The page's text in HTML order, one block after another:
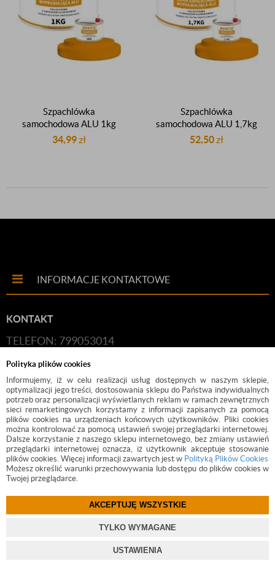
Polityka plików cookies
Informujemy, iż w celu realizacji usług dostępnych w naszym sklepie,
optymalizacji jego treści, dostosowania sklepu do Państwa indywidualnych
potrzeb oraz personalizacji wyświetlanych reklam w ramach zewnętrznych
sieci remarketingowych korzystamy z informacji zapisanych za pomocą
plików cookies na urządzeniach końcowych użytkowników. Pliki cookies
można kontrolować za pomocą ustawień swojej przeglądarki internetowej.
Dalsze korzystanie z naszego sklepu internetowego, bez zmiany ustawień
przeglądarki internetowej oznacza, iż użytkownik akceptuje stosowanie
plików cookies. Więcej informacji zawartych jest w Polityką Plików Cookies
Możesz określić warunki przechowywania lub dostępu do plików cookies w
Twojej przeglądarce.
AKCEPTUJĘ WSZYSTKIE
TYLKO WYMAGANE
USTAWIENIA
Szpachlówka
samochodowa ALU 1kg
szpachla wypełniająca
34,99zł
Szpachlówka
samochodowa ALU 1,7kg
szpachla wypełniająca
52,50zł
INFORMACJE KONTAKTOWE
KONTAKT
TELEFON: 799053014
E-MAIL:HANDLOWY@BUDFIX.PL
GODZINY PRACY: 8:00-16:00 (PONIEDZIAŁEK-
PIĄTEK)
DANE FIRMY: BUDFIX JOANNA JÓŹWICKA, UL.
KOŚCIUSZKI 2, 05-140, SEROCK, NIP: 118-189-85-82